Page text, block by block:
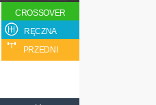
CROSSOVER
RĘCZNA
PRZEDNI